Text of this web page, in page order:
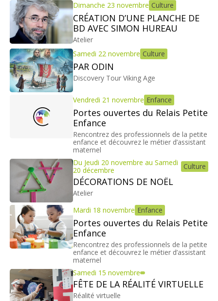
Dimanche 23 novembre Culture
CRÉATION D’UNE PLANCHE DE
BD AVEC SIMON HUREAU
Atelier
Samedi 22 novembre Culture
PAR ODIN
Discovery Tour Viking Age
Vendredi 21 novembre Enfance
Portes ouvertes du Relais Petite
Enfance
Rencontrez des professionnels de la petite
enfance et découvrez le métier d’assistant
maternel
Du Jeudi 20 novembre au Samedi
20 décembre
Culture
DÉCORATIONS DE NOËL
Atelier
Mardi 18 novembre Enfance
Portes ouvertes du Relais Petite
Enfance
Rencontrez des professionnels de la petite
enfance et découvrez le métier d’assistant
maternel
Samedi 15 novembre
FÊTE DE LA RÉALITÉ VIRTUELLE
Réalité virtuelle